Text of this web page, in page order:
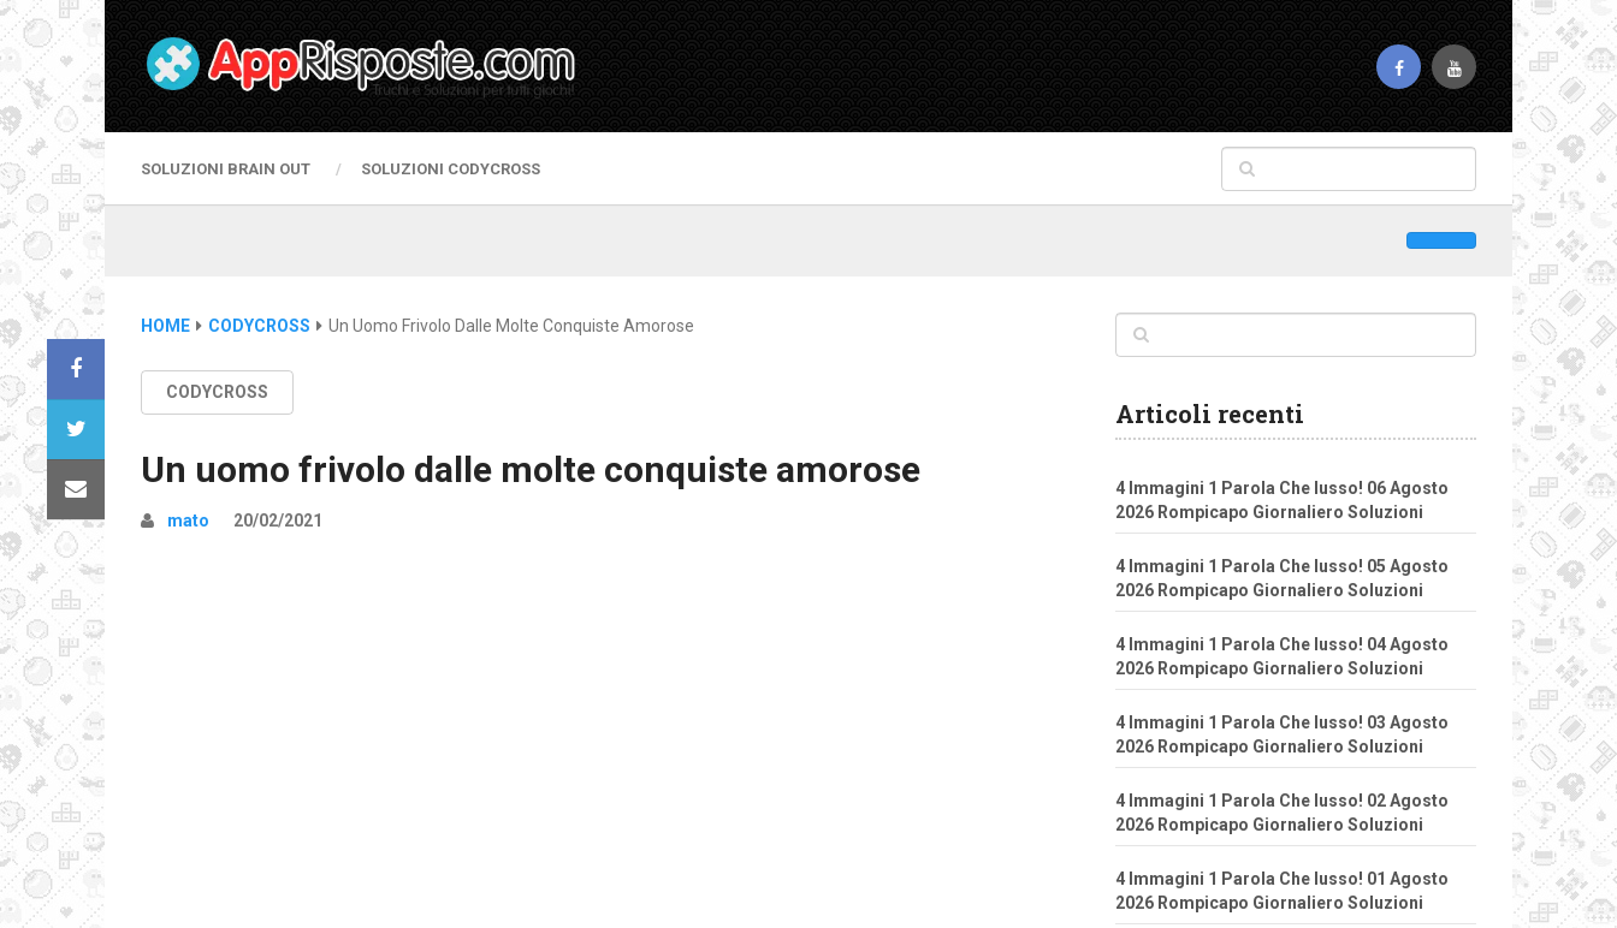
SOLUZIONI BRAIN OUT SOLUZIONI CODYCROSS
HOME CODYCROSS Un Uomo Frivolo Dalle Molte Conquiste Amorose
CODYCROSS
Un uomo frivolo dalle molte conquiste amorose
mato 20/02/2021
Articoli recenti
4 Immagini 1 Parola Che lusso! 06 Agosto
2026 Rompicapo Giornaliero Soluzioni
4 Immagini 1 Parola Che lusso! 05 Agosto
2026 Rompicapo Giornaliero Soluzioni
4 Immagini 1 Parola Che lusso! 04 Agosto
2026 Rompicapo Giornaliero Soluzioni
4 Immagini 1 Parola Che lusso! 03 Agosto
2026 Rompicapo Giornaliero Soluzioni
4 Immagini 1 Parola Che lusso! 02 Agosto
2026 Rompicapo Giornaliero Soluzioni
4 Immagini 1 Parola Che lusso! 01 Agosto
2026 Rompicapo Giornaliero Soluzioni